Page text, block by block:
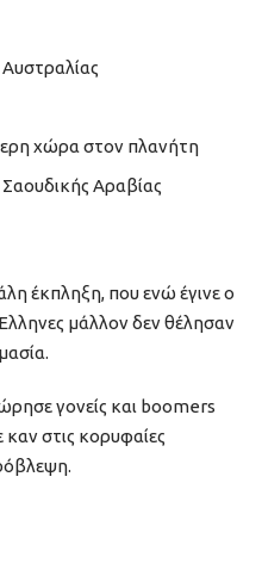
χώρα στον πλανήτη
Αραβίας
έκπληξη, που ενώ έγινε ο
μάλλον δεν θέλησαν
γονείς και boomers
στις κορυφαίες